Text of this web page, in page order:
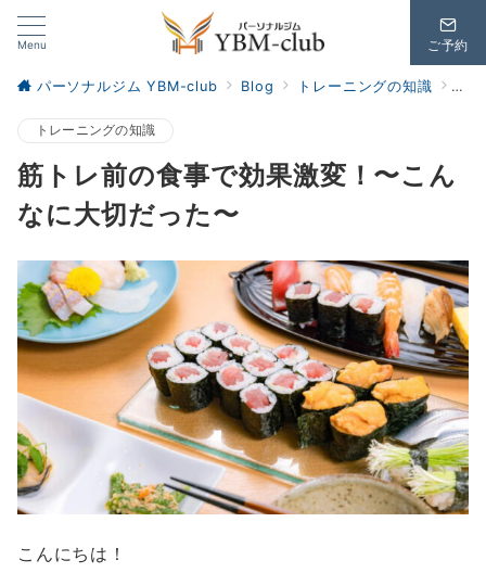
Menu ご予約
パーソナルジム YBM-club Blog トレーニングの知識 筋
トレーニングの知識
筋トレ前の食事で効果激変！〜こん
なに大切だった〜
こんにちは！